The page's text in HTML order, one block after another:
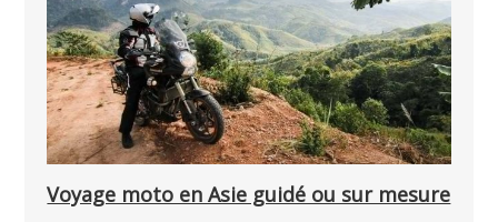
Voyage moto en Asie guidé ou sur mesure